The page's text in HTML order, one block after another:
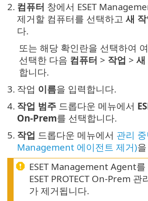
2. 컴퓨터 창에서 ESET
제거할 컴퓨터를 선택하고 새
다.
또는 해당 확인란을 선택하여
선택한 다음 컴퓨터 > 작업 > 새
합니다.
3. 작업 이름을 입력합니다.
4. 작업 범주 드롭다운 메뉴에서
On-Prem를 선택합니다.
5. 작업 드롭다운 메뉴에서 관리 중
Management 에이전트 제거)
ESET Management Agent를
ESET PROTECT On-Prem 관
가 제거됩니다.